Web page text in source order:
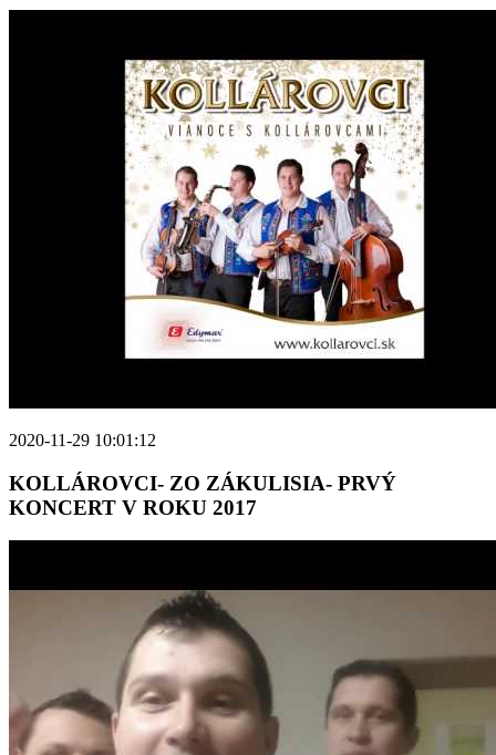
2020-11-29 10:01:12
KOLLÁROVCI- ZO ZÁKULISIA- PRVÝ
KONCERT V ROKU 2017